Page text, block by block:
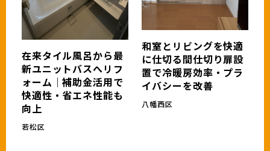
在来タイル風呂から最
新ユニットバスへリフ
ォーム｜補助金活用で
快適性・省エネ性能も
向上
若松区
和室とリビングを快適
に仕切る間仕切り扉設
置で冷暖房効率・プラ
イバシーを改善
八幡西区